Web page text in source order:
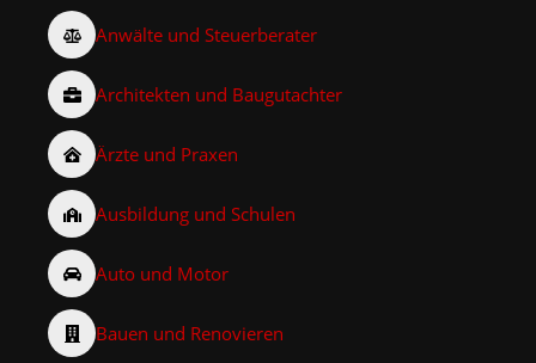
Anwälte und Steuerberater
Architekten und Baugutachter
Ärzte und Praxen
Ausbildung und Schulen
Auto und Motor
Bauen und Renovieren